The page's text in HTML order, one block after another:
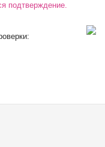
подтверждение.